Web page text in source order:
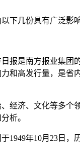
下几份具有广泛影
报是南方报业集团
和高发行量，是省
经济、文化等多个
析。
1949年10月23日，